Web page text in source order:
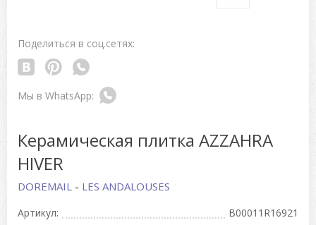
Поделиться в соц.сетях:
Керамическая плитка AZZAHRA
HIVER
DOREMAIL - LES ANDALOUSES
Артикул:
B00011R16921